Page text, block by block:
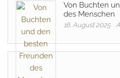
Von Buchten
des Menschen
16. August 2025